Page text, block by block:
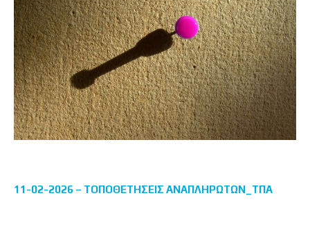
11-02-2026 – ΤΟΠΟΘΕΤΗΣΕΙΣ ΑΝΑΠΛΗΡΩΤΩΝ_ΤΠΑ